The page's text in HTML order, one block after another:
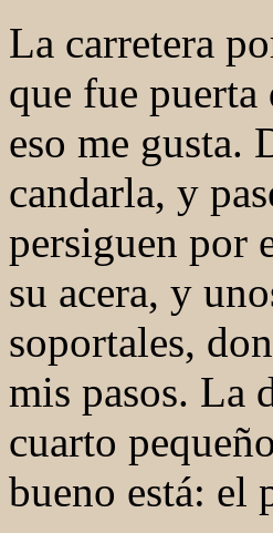
La carretera
que fue
eso me gusta.
candarla, y
persiguen por
su acera, y
soportales,
mis pasos. La
cuarto
bueno está: el